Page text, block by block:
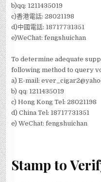
b)qq: 1211435019
c)香港電話: 28021198
d)中國電話: 18717731351
e)WeChat: fengshuichan
To determine adequate
following method to query
a) E-mail:
b) qq: 1211435019
c) Hong Kong Tel: 28021198
d) China Tel: 18717731351
e) WeChat: fengshuichan
Stamp to